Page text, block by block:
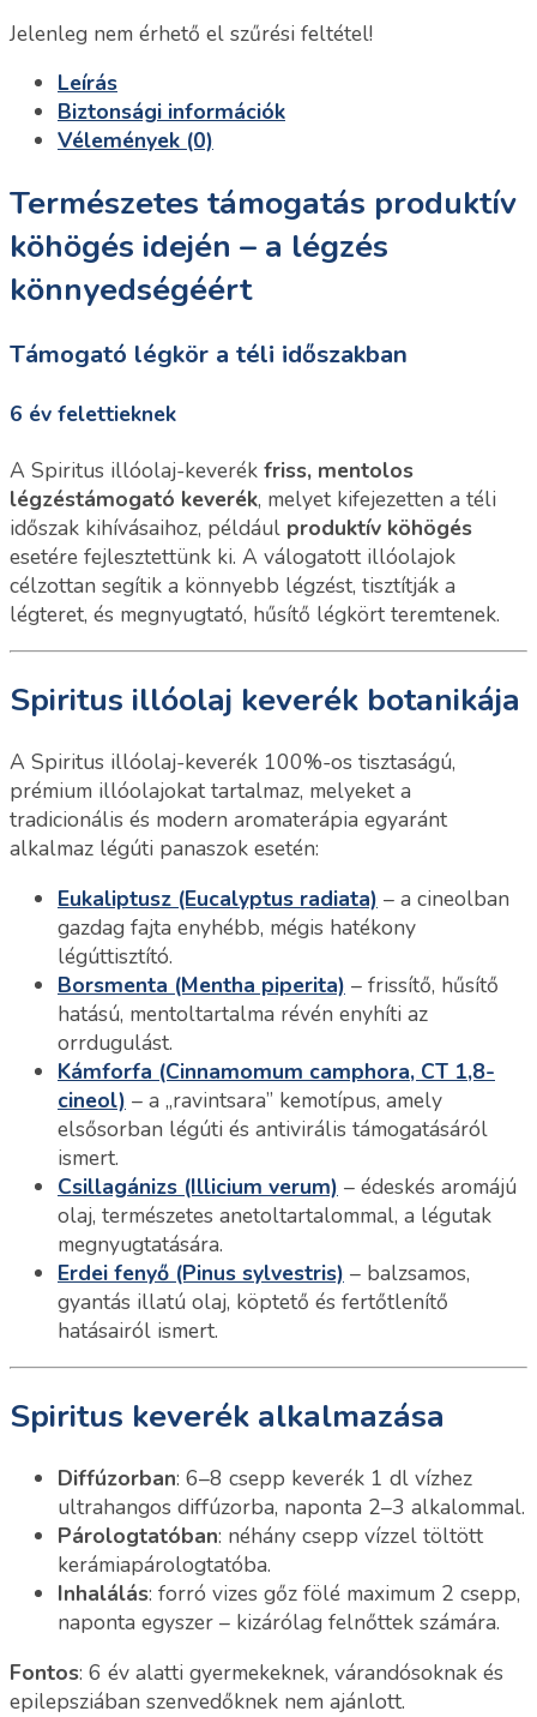
Jelenleg nem érhető el szűrési feltétel!
Leírás
Biztonsági információk
Vélemények (0)
Természetes támogatás produktív
köhögés idején – a légzés
könnyedségéért
Támogató légkör a téli időszakban
6 év felettieknek
A Spiritus illóolaj-keverék friss, mentolos
légzéstámogató keverék, melyet kifejezetten a téli
időszak kihívásaihoz, például produktív köhögés
esetére fejlesztettünk ki. A válogatott illóolajok
célzottan segítik a könnyebb légzést, tisztítják a
légteret, és megnyugtató, hűsítő légkört teremtenek.
Spiritus illóolaj keverék botanikája
A Spiritus illóolaj-keverék 100%-os tisztaságú,
prémium illóolajokat tartalmaz, melyeket a
tradicionális és modern aromaterápia egyaránt
alkalmaz légúti panaszok esetén:
Eukaliptusz (Eucalyptus radiata) – a cineolban
gazdag fajta enyhébb, mégis hatékony
légúttisztító.
Borsmenta (Mentha piperita) – frissítő, hűsítő
hatású, mentoltartalma révén enyhíti az
orrdugulást.
Kámforfa (Cinnamomum camphora, CT 1,8-
cineol) – a „ravintsara” kemotípus, amely
elsősorban légúti és antivirális támogatásáról
ismert.
Csillagánizs (Illicium verum) – édeskés aromájú
olaj, természetes anetoltartalommal, a légutak
megnyugtatására.
Erdei fenyő (Pinus sylvestris) – balzsamos,
gyantás illatú olaj, köptető és fertőtlenítő
hatásairól ismert.
Spiritus keverék alkalmazása
Diffúzorban: 6–8 csepp keverék 1 dl vízhez
ultrahangos diffúzorba, naponta 2–3 alkalommal.
Párologtatóban: néhány csepp vízzel töltött
kerámiapárologtatóba.
Inhalálás: forró vizes gőz fölé maximum 2 csepp,
naponta egyszer – kizárólag felnőttek számára.
Fontos: 6 év alatti gyermekeknek, várandósoknak és
epilepsziában szenvedőknek nem ajánlott.